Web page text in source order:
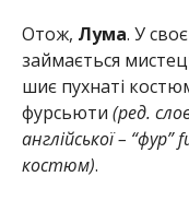
Отож, Лума. У
займається
шиє пухнаті
фурсьюти (ред.
англійської –
костюм).